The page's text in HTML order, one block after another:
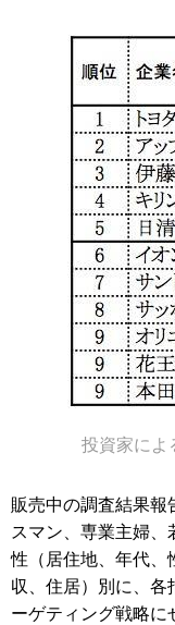
投資家によ
販売中の調査結果報
スマン、専業主婦
性（居住地、年代、
収、住居）別に、各
ーゲティング戦略に